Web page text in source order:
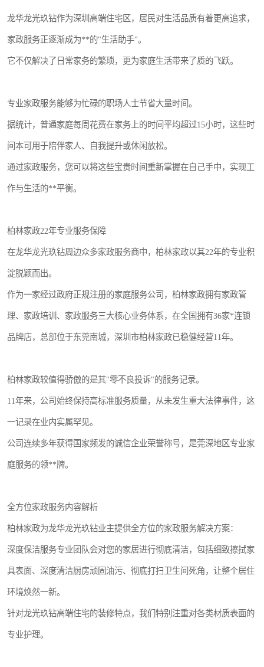
龙华龙光玖钻作为深圳高端住宅区，居民对生活品质有着更高追求，
家政服务正逐渐成为**的"生活助手"。
它不仅解决了日常家务的繁琐，更为家庭生活带来了质的飞跃。
专业家政服务能够为忙碌的职场人士节省大量时间。
据统计，普通家庭每周花费在家务上的时间平均超过15小时，这些时
间本可用于陪伴家人、自我提升或休闲放松。
通过家政服务，您可以将这些宝贵时间重新掌握在自己手中，实现工
作与生活的**平衡。
柏林家政22年专业服务保障
在龙华龙光玖钻周边众多家政服务商中，柏林家政以其22年的专业积
淀脱颖而出。
作为一家经过政府正规注册的家庭服务公司，柏林家政拥有家政管
理、家政培训、家政服务三大核心业务体系，在全国拥有36家*连锁
品牌店，总部位于东莞南城，深圳市柏林家政已稳健经营11年。
柏林家政较值得骄傲的是其"零不良投诉"的服务记录。
11年来，公司始终保持高标准服务质量，从未发生重大法律事件，这
一记录在业内实属罕见。
公司连续多年获得国家频发的诚信企业荣誉称号，是莞深地区专业家
庭服务的领**牌。
全方位家政服务内容解析
柏林家政为龙华龙光玖钻业主提供全方位的家政服务解决方案：
深度保洁服务专业团队会对您的家居进行彻底清洁，包括细致擦拭家
具表面、深度清洁厨房顽固油污、彻底打扫卫生间死角，让整个居住
环境焕然一新。
针对龙光玖钻高端住宅的装修特点，我们特别注重对各类材质表面的
专业护理。